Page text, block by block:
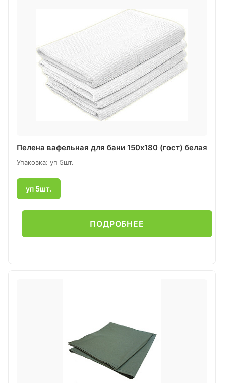
Пелена вафельная для бани 150х180 (гост) белая
Упаковка: уп 5шт.
уп 5шт.
ПОДРОБНЕЕ